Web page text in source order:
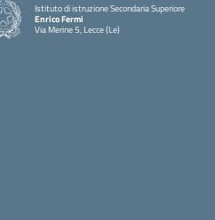
Istituto di istruzione Secondaria Superiore
Enrico Fermi
Via Merine 5, Lecce (Le)